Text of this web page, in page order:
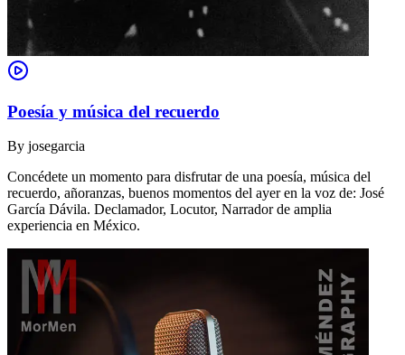
Poesía y música del recuerdo
By josegarcia
Concédete un momento para disfrutar de una poesía, música del
recuerdo, añoranzas, buenos momentos del ayer en la voz de: José
García Dávila. Declamador, Locutor, Narrador de amplia
experiencia en México.